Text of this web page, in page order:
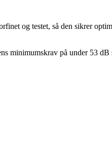
og testet, så den sikrer
minimumskrav på under 53 dB